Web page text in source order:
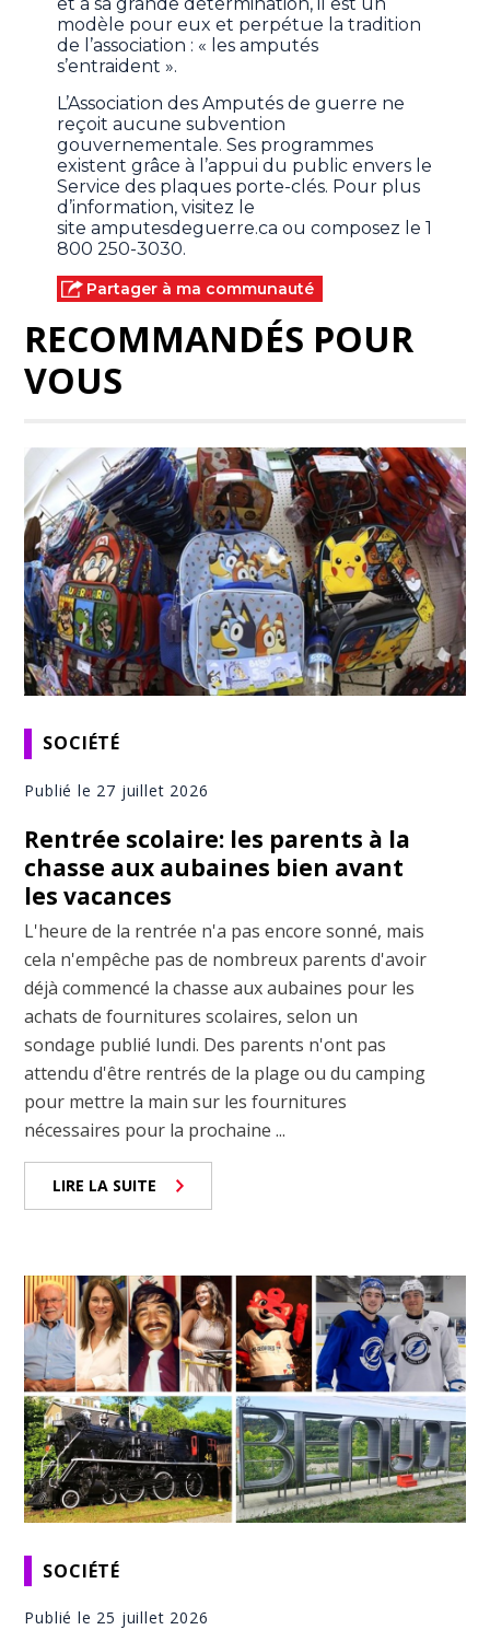
modèle pour eux et perpétue la tradition
de l’association : « les amputés
s’entraident ».
L’Association des Amputés de guerre ne
reçoit aucune subvention
gouvernementale. Ses programmes
existent grâce à l’appui du public envers le
Service des plaques porte-clés. Pour plus
d’information, visitez le
site amputesdeguerre.ca ou composez le 1
800 250-3030.
Partager à ma communauté
RECOMMANDÉS POUR
VOUS
SOCIÉTÉ
Publié le 27 juillet 2026
Rentrée scolaire: les parents à la
chasse aux aubaines bien avant
les vacances
L'heure de la rentrée n'a pas encore sonné, mais
cela n'empêche pas de nombreux parents d'avoir
déjà commencé la chasse aux aubaines pour les
achats de fournitures scolaires, selon un
sondage publié lundi. Des parents n'ont pas
attendu d'être rentrés de la plage ou du camping
pour mettre la main sur les fournitures
nécessaires pour la prochaine ...
LIRE LA SUITE
SOCIÉTÉ
Publié le 25 juillet 2026